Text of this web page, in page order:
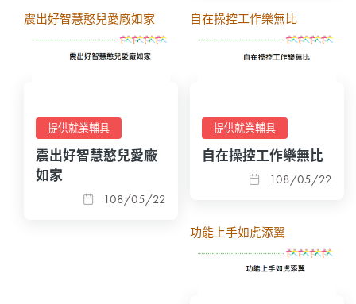
提供就業輔具
震出好智慧憨兒愛廠
如家
108/05/22
震出好智慧憨兒愛廠如家
提供就業輔具
自在操控工作樂無比
108/05/22
自在操控工作樂無比
功能上手如虎添翼